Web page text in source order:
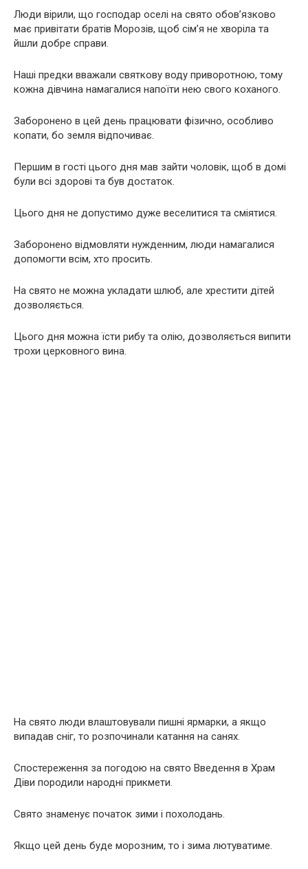
Люди вірили, що господар оселі на свято обов’язково
має привітати братів Морозів, щоб сім’я не хворіла та
йшли добре справи.
Наші предки вважали святкову воду приворотною, тому
кожна дівчина намагалися напоїти нею свого коханого.
Заборонено в цей день працювати фізично, особливо
копати, бо земля відпочиває.
Першим в гості цього дня мав зайти чоловік, щоб в домі
були всі здорові та був достаток.
Цього дня не допустимо дуже веселитися та сміятися.
Заборонено відмовляти нужденним, люди намагалися
допомогти всім, хто просить.
На свято не можна укладати шлюб, але хрестити дітей
дозволяється.
Цього дня можна їсти рибу та олію, дозволяється випити
трохи церковного вина.
На свято люди влаштовували пишні ярмарки, а якщо
випадав сніг, то розпочинали катання на санях.
Спостереження за погодою на свято Введення в Храм
Діви породили народні прикмети.
Свято знаменує початок зими і похолодань.
Якщо цей день буде морозним, то і зима лютуватиме.